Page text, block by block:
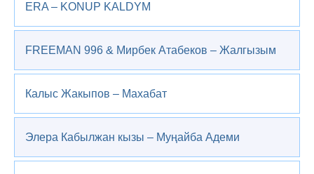
ERA – KONUP KALDYM
FREEMAN 996 & Мирбек Атабеков – Жалгызым
Калыс Жакыпов – Махабат
Элера Кабылжан кызы – Муңайба Адеми